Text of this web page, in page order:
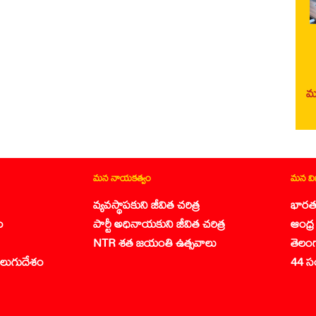
మన నాయకత్వం
వ్యవస్థాపకుని జీవిత చరిత్ర
పార్టీ అధినాయకుని జీవిత చరిత్ర
NTR శత జయంతి ఉత్సవాలు
మన
44